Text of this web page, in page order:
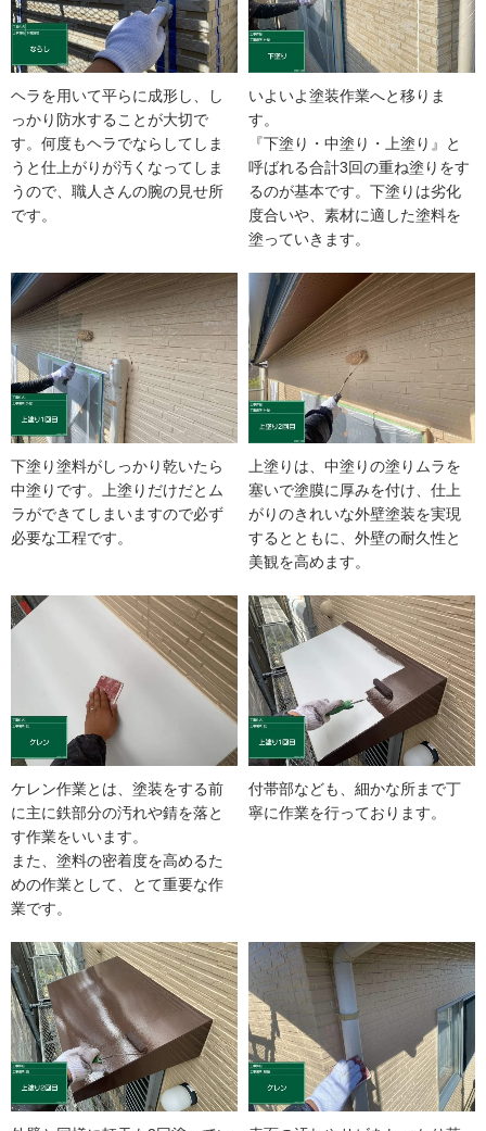
ヘラを用いて平らに成形し、し
っかり防水することが大切で
す。何度もヘラでならしてしま
うと仕上がりが汚くなってしま
うので、職人さんの腕の見せ所
です。
いよいよ塗装作業へと移りま
す。
『下塗り・中塗り・上塗り』と
呼ばれる合計3回の重ね塗りをす
るのが基本です。下塗りは劣化
度合いや、素材に適した塗料を
塗っていきます。
下塗り塗料がしっかり乾いたら
中塗りです。上塗りだけだとム
ラができてしまいますので必ず
必要な工程です。
上塗りは、中塗りの塗りムラを
塞いで塗膜に厚みを付け、仕上
がりのきれいな外壁塗装を実現
するとともに、外壁の耐久性と
美観を高めます。
ケレン作業とは、塗装をする前
に主に鉄部分の汚れや錆を落と
す作業をいいます。
また、塗料の密着度を高めるた
めの作業として、とて重要な作
業です。
付帯部なども、細かな所まで丁
寧に作業を行っております。